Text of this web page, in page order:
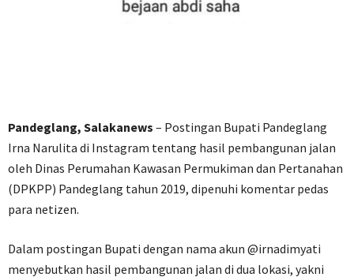
Pandeglang, Salakanews – Postingan Bupati Pandeglang
Irna Narulita di Instagram tentang hasil pembangunan jalan
oleh Dinas Perumahan Kawasan Permukiman dan Pertanahan
(DPKPP) Pandeglang tahun 2019, dipenuhi komentar pedas
para netizen.
Dalam postingan Bupati dengan nama akun @irnadimyati
menyebutkan hasil pembangunan jalan di dua lokasi, yakni